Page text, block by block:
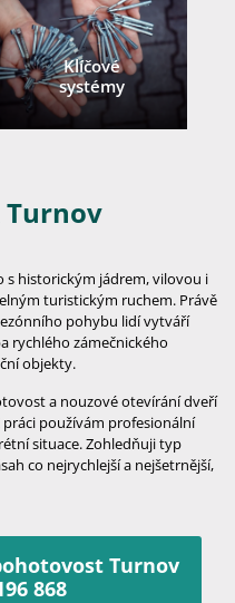
Klíčové
systémy
s historickým jádrem, vilovou i
turistickým ruchem. Právě
pohybu lidí vytváří
rychlého zámečnického
objekty.
a nouzové otevírání dveří
používám profesionální
situace. Zohledňuji typ
co nejrychlejší a nejšetrnější,
Turnov
868